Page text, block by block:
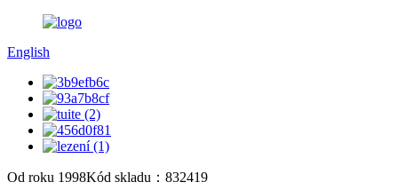
English
Od roku 1998Kód skladu：832419